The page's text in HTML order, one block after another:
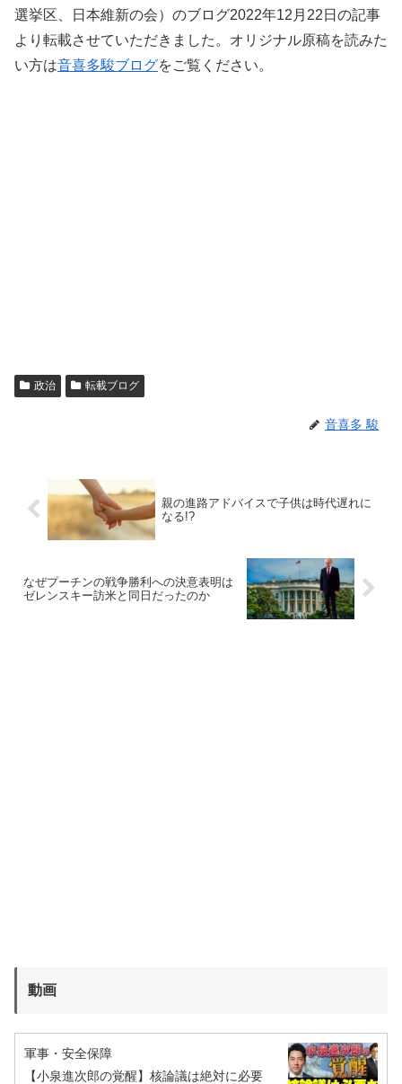
選挙区、日本維新の会）のブログ2022年12月22日の記事
より転載させていただきました。オリジナル原稿を読みた
い方は音喜多駿ブログをご覧ください。
政治 転載ブログ
音喜多 駿
親の進路アドバイスで子供は時代遅れに
なる!?
なぜプーチンの戦争勝利への決意表明は
ゼレンスキー訪米と同日だったのか
動画
軍事・安全保障
【小泉進次郎の覚醒】核論議は絶対に必要